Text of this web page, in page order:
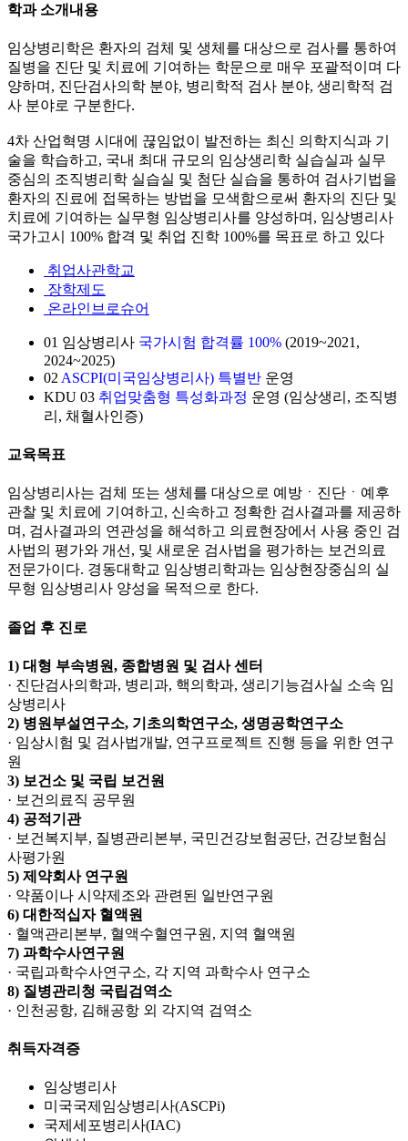
학과 소개내용
임상병리학은 환자의 검체 및 생체를 대상으로 검사를 통하여
질병을 진단 및 치료에 기여하는 학문으로 매우 포괄적이며 다
양하며, 진단검사의학 분야, 병리학적 검사 분야, 생리학적 검
사 분야로 구분한다.
4차 산업혁명 시대에 끊임없이 발전하는 최신 의학지식과 기
술을 학습하고, 국내 최대 규모의 임상생리학 실습실과 실무
중심의 조직병리학 실습실 및 첨단 실습을 통하여 검사기법을
환자의 진료에 접목하는 방법을 모색함으로써 환자의 진단 및
치료에 기여하는 실무형 임상병리사를 양성하며, 임상병리사
국가고시 100% 합격 및 취업 진학 100%를 목표로 하고 있다
취업사관학교
장학제도
온라인브로슈어
01 임상병리사 국가시험 합격률 100% (2019~2021,
2024~2025)
02 ASCPI(미국임상병리사) 특별반 운영
KDU 03 취업맞춤형 특성화과정 운영 (임상생리, 조직병
리, 채혈사인증)
교육목표
임상병리사는 검체 또는 생체를 대상으로 예방ㆍ진단ㆍ예후
관찰 및 치료에 기여하고, 신속하고 정확한 검사결과를 제공하
며, 검사결과의 연관성을 해석하고 의료현장에서 사용 중인 검
사법의 평가와 개선, 및 새로운 검사법을 평가하는 보건의료
전문가이다. 경동대학교 임상병리학과는 임상현장중심의 실
무형 임상병리사 양성을 목적으로 한다.
졸업 후 진로
1) 대형 부속병원, 종합병원 및 검사 센터
· 진단검사의학과, 병리과, 핵의학과, 생리기능검사실 소속 임
상병리사
2) 병원부설연구소, 기초의학연구소, 생명공학연구소
· 임상시험 및 검사법개발, 연구프로젝트 진행 등을 위한 연구
원
3) 보건소 및 국립 보건원
· 보건의료직 공무원
4) 공적기관
· 보건복지부, 질병관리본부, 국민건강보험공단, 건강보험심
사평가원
5) 제약회사 연구원
· 약품이나 시약제조와 관련된 일반연구원
6) 대한적십자 혈액원
· 혈액관리본부, 혈액수혈연구원, 지역 혈액원
7) 과학수사연구원
· 국립과학수사연구소, 각 지역 과학수사 연구소
8) 질병관리청 국립검역소
· 인천공항, 김해공항 외 각지역 검역소
취득자격증
임상병리사
미국국제임상병리사(ASCPi)
국제세포병리사(IAC)